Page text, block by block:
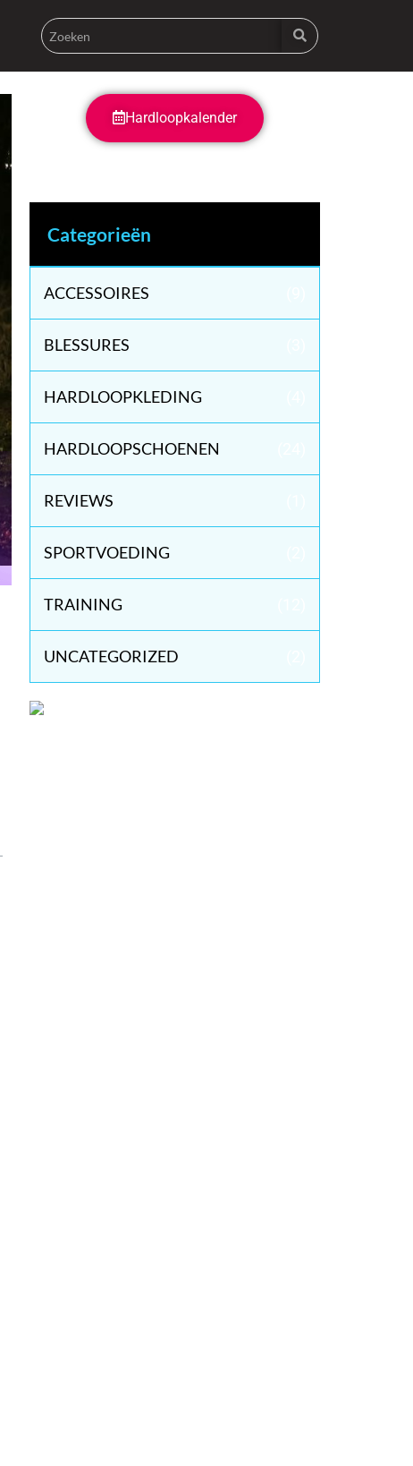
Hardloopkalender
Categorieën
ACCESSOIRES
BLESSURES
HARDLOOPKLEDING
HARDLOOPSCHOENEN
REVIEWS
SPORTVOEDING
TRAINING
UNCATEGORIZED